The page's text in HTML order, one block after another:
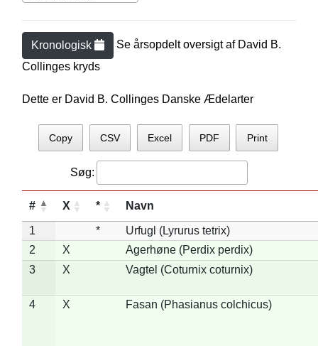
Kronologisk Se årsopdelt oversigt af David B.
Collinges kryds
Dette er David B. Collinges Danske Ædelarter
Copy CSV Excel PDF Print
Søg:
# X * Navn
1 *
Urfugl (Lyrurus tetrix)
2
X
Agerhøne (Perdix perdix)
3
X Vagtel (Coturnix coturnix)
4 X Fasan (Phasianus colchicus)